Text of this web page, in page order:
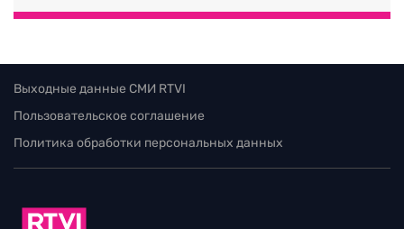
Выходные данные СМИ RTVI
Пользовательское соглашение
Политика обработки персональных данных